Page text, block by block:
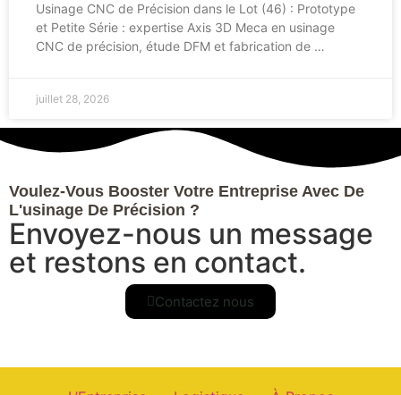
Usinage CNC de Précision dans le Lot (46) : Prototype
et Petite Série : expertise Axis 3D Meca en usinage
CNC de précision, étude DFM et fabrication de …
juillet 28, 2026
Voulez-Vous Booster Votre Entreprise Avec De
L'usinage De Précision ?
Envoyez-nous un message
et restons en contact.
Contactez nous